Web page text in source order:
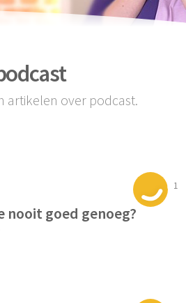
artikelen over podcast.
1
nooit goed genoeg?